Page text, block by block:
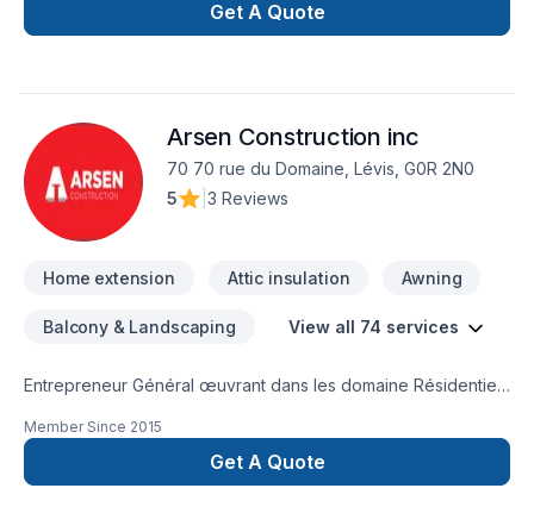
Get A Quote
Arsen Construction inc
70 70 rue du Domaine, Lévis, G0R 2N0
5
3 Reviews
Home extension Attic insulation Awning
Balcony & Landscaping View all 74 services
Entrepreneur Général œuvrant dans les domaine Résidentiel-
Member Since 2015
Get A Quote